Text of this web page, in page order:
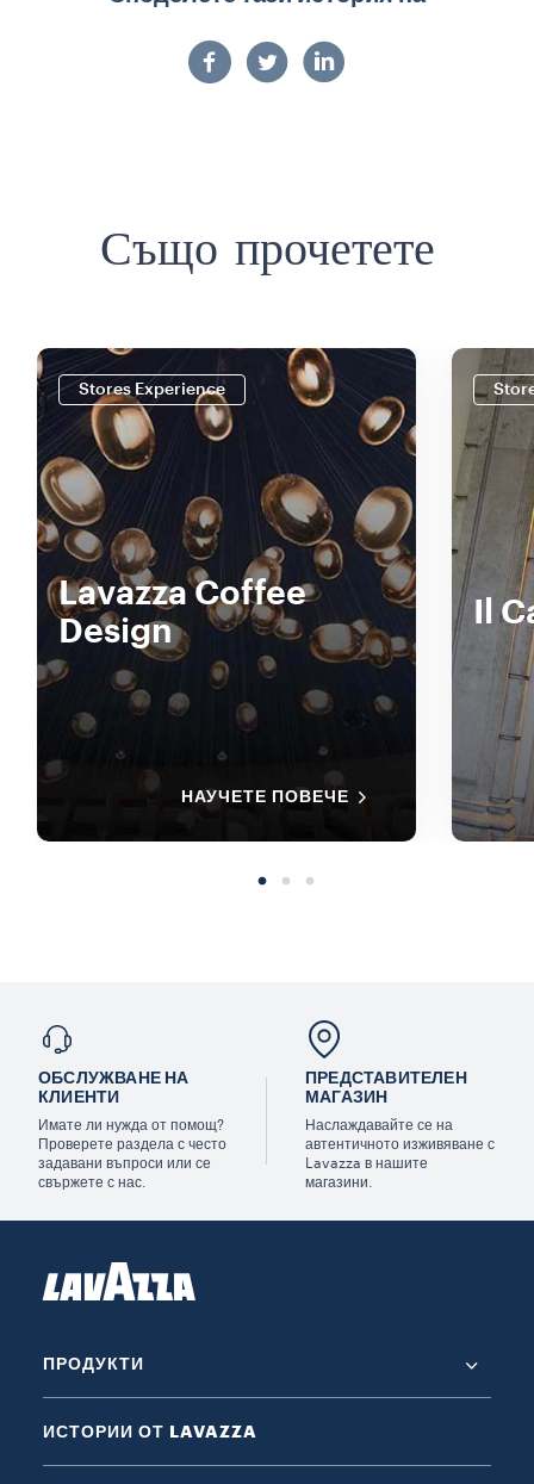
Също прочетете
Stores Experience
Lavazza Coffee
Design
НАУЧЕТЕ ПОВЕЧЕ
Il
ОБСЛУЖВАНЕ НА
КЛИЕНТИ
Имате ли нужда от помощ?
Проверете раздела с често
задавани въпроси или се
свържете с нас.
ПРЕДСТАВИТЕЛЕН
МАГАЗИН
Наслаждавайте се на
автентичното изживяване с
Lavazza в нашите
магазини.
ПРОДУКТИ
ИСТОРИИ ОТ LAVAZZA